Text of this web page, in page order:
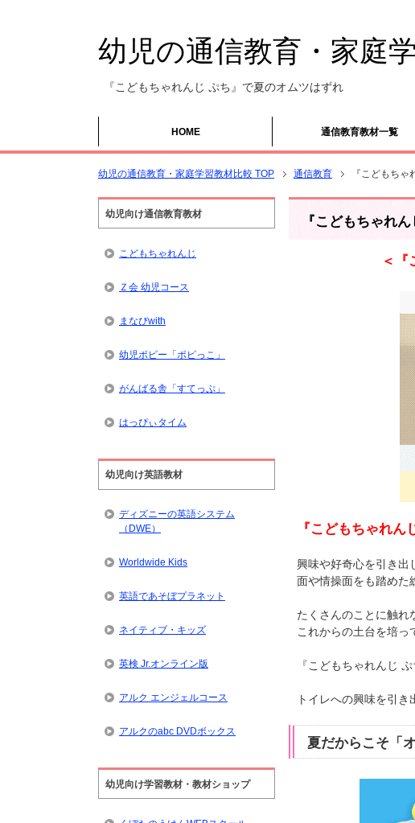
幼児の通信教育・家庭
『こどもちゃれんじ ぷち』で夏のオムツはずれ
HOME 通信教育教材一覧
幼児の通信教育・家庭学習教材比較 TOP 通信教育 『こどもち
『こどもちゃれ
＜『
『こどもちゃれん
興味や好奇心を引き出
面や情操面をも踏めた
たくさんのことに触れ
これからの土台を培っ
『こどもちゃれんじ
トイレへの興味を引
夏だからこそ「
幼児向け通信教育教材
こどもちゃれんじ
Ｚ会 幼児コース
まなびwith
幼児ポピー「ポピっこ」
がんばる舎「すてっぷ」
はっぴぃタイム
幼児向け英語教材
ディズニーの英語システム
（DWE）
Worldwide Kids
英語であそぼプラネット
ネイティブ・キッズ
英検 Jr.オンライン版
アルク エンジェルコース
アルクのabc DVDボックス
幼児向け学習教材・教材ショップ